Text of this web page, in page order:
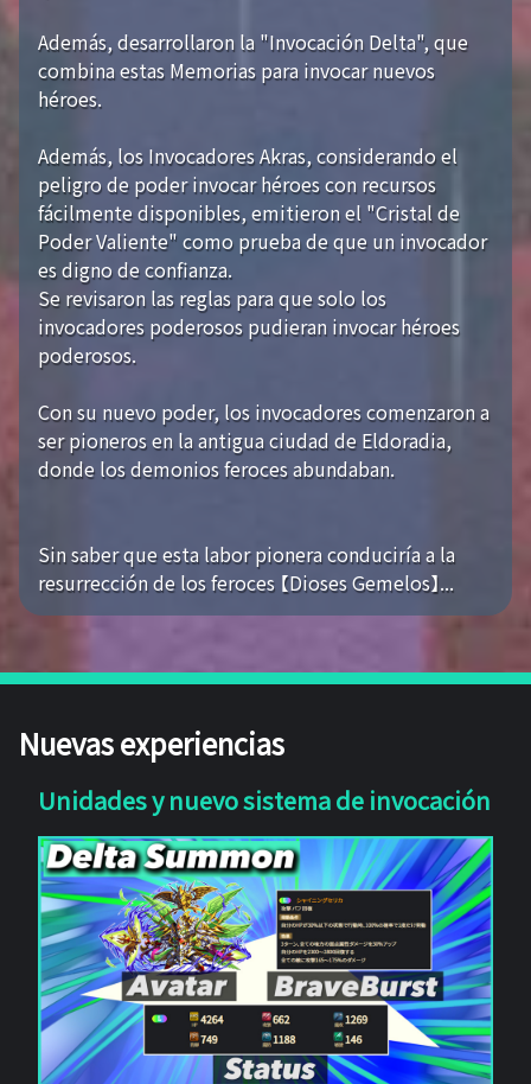
Además, desarrollaron la "Invocación Delta", que
combina estas Memorias para invocar nuevos
héroes.
Además, los Invocadores Akras, considerando el
peligro de poder invocar héroes con recursos
fácilmente disponibles, emitieron el "Cristal de
Poder Valiente" como prueba de que un invocador
es digno de confianza.
Se revisaron las reglas para que solo los
invocadores poderosos pudieran invocar héroes
poderosos.
Con su nuevo poder, los invocadores comenzaron a
ser pioneros en la antigua ciudad de Eldoradia,
donde los demonios feroces abundaban.
Sin saber que esta labor pionera conduciría a la
resurrección de los feroces 【Dioses Gemelos】...
Nuevas experiencias
Unidades y nuevo sistema de invocación